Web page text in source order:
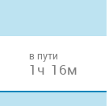
в пути
1ч 16м